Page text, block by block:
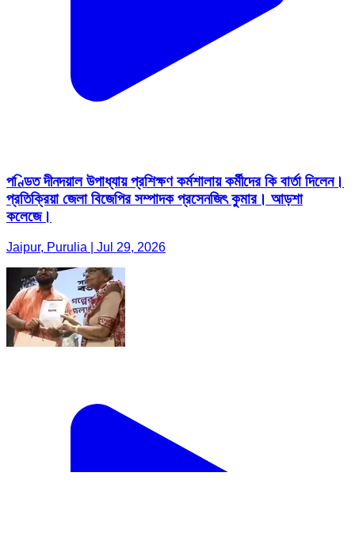
পণ্ডিত দীনদয়াল উপাধ্যায় প্রশিক্ষণ কর্মশালায় কর্মীদের কি বার্তা দিলেন।
প্রতিক্রিয়া জেলা বিজেপির সম্পাদক প্রসেনজিৎ কুমার। আড়শা
কলেজে।
Jaipur, Purulia | Jul 29, 2026